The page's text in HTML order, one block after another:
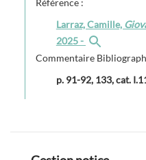
Larraz, Camille,
2025 -
Commentaire
p. 91-92, 133, cat.